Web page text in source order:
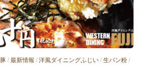
/ 最新情報 / 洋風ダイニングふじい / 生パン粉 /